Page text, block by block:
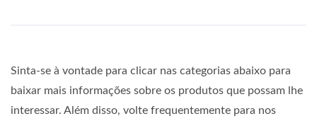
Sinta-se à vontade para clicar nas categorias abaixo para
baixar mais informações sobre os produtos que possam lhe
interessar. Além disso, volte frequentemente para nos